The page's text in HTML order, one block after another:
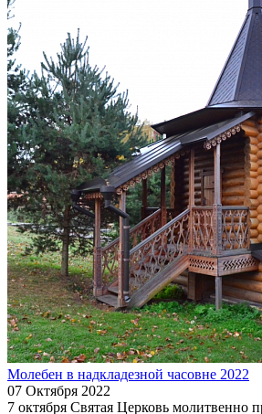
Молебен в надкладезной часовне 2022
07 Октября 2022
7 октября Святая Церковь молитвенно